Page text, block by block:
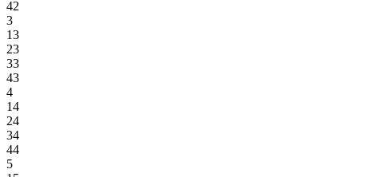
42
3
13
23
33
43
4
14
24
34
44
5